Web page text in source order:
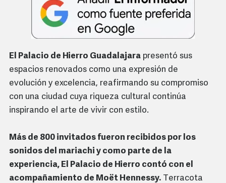
El Palacio de Hierro Guadalajara presentó sus
espacios renovados como una expresión de
evolución y excelencia, reafirmando su compromiso
con una ciudad cuya riqueza cultural continúa
inspirando el arte de vivir con estilo.
Más de 800 invitados fueron recibidos por los
sonidos del mariachi y como parte de la
experiencia, El Palacio de Hierro contó con el
acompañamiento de Moët Hennessy. Terracota